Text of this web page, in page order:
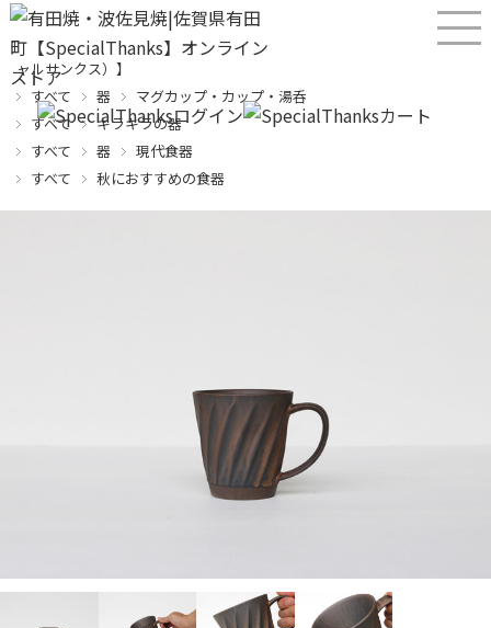
産直！有田焼、波佐見焼オンラインショップ【SPECIALTHANKS（スペシ
ャルサンクス）】
すべて
器
マグカップ・カップ・湯呑
すべて
キラキラの器
すべて
器
現代食器
すべて
秋におすすめの食器